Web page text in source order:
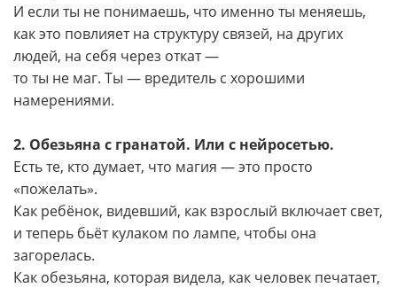
И если ты не понимаешь, что именно ты меняешь,
как это повлияет на структуру связей, на других
людей, на себя через откат —
то ты не маг. Ты — вредитель с хорошими
намерениями.
2. Обезьяна с гранатой. Или с нейросетью.
Есть те, кто думает, что магия — это просто
«пожелать».
Как ребёнок, видевший, как взрослый включает свет,
и теперь бьёт кулаком по лампе, чтобы она
загорелась.
Как обезьяна, которая видела, как человек печатает,